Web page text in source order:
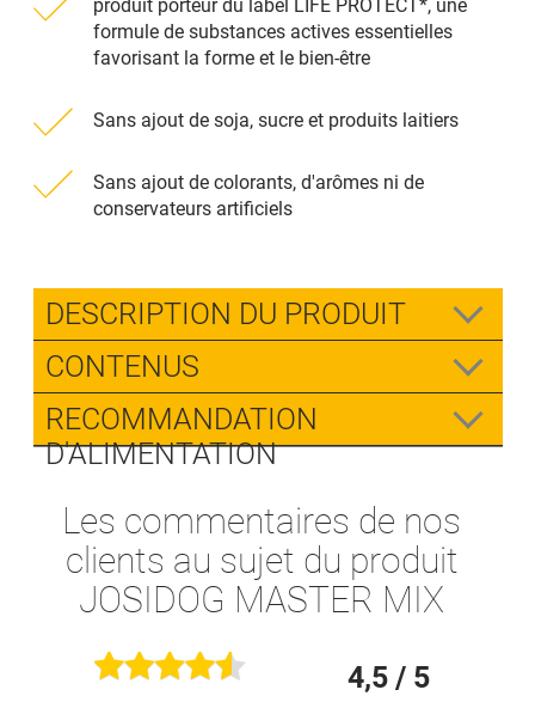
produit porteur du label LIFE PROTECT*, une
formule de substances actives essentielles
favorisant la forme et le bien-être
Sans ajout de soja, sucre et produits laitiers
Sans ajout de colorants, d'arômes ni de
conservateurs artificiels
DESCRIPTION DU PRODUIT
CONTENUS
RECOMMANDATION
D'ALIMENTATION
Les commentaires de nos
clients au sujet du produit
JOSIDOG MASTER MIX
4,5/ 5